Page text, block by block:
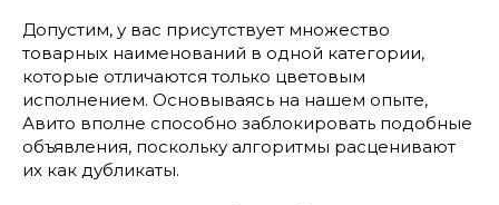
Допустим, у вас присутствует множество
товарных наименований в одной категории,
которые отличаются только цветовым
исполнением. Основываясь на нашем опыте,
Авито вполне способно заблокировать подобные
объявления, поскольку алгоритмы расценивают
их как дубликаты.